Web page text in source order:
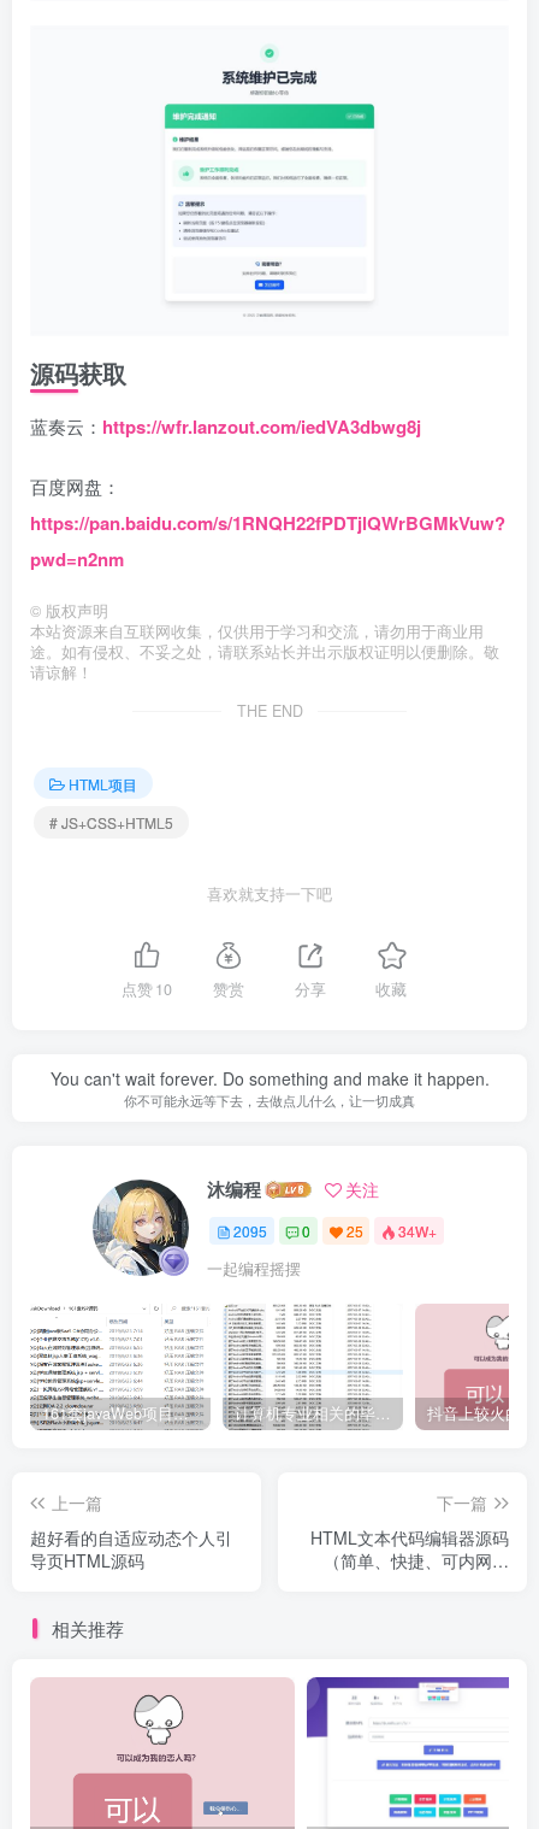
源码获取
蓝奏云： https://wfr.lanzout.com/iedVA3dbwg8j
百度网盘：
https://pan.baidu.com/s/1RNQH22fPDTjlQWrBGMkVuw?
pwd=n2nm
© 版权声明
本站资源来自互联网收集，仅供用于学习和交流，请勿用于商业用
途。如有侵权、不妥之处，请联系站长并出示版权证明以便删除。敬
请谅解！
THE END
HTML项目
# JS+CSS+HTML5
喜欢就支持一下吧
点赞10 赞赏 分享 收藏
You can't wait forever. Do something and make it happen.
你不可能永远等下去，去做点儿什么，让一切成真
沐编程 关注
2095 0 25 34W+
一起编程摇摆
161套javaWeb项目源码免费分享 计算机专业相关的毕业设计论文合集免费下载
上一篇
超好看的自适应动态个人引
导页HTML源码
下一篇
HTML文本代码编辑器源码
（简单、快捷、可内网运
相关推荐